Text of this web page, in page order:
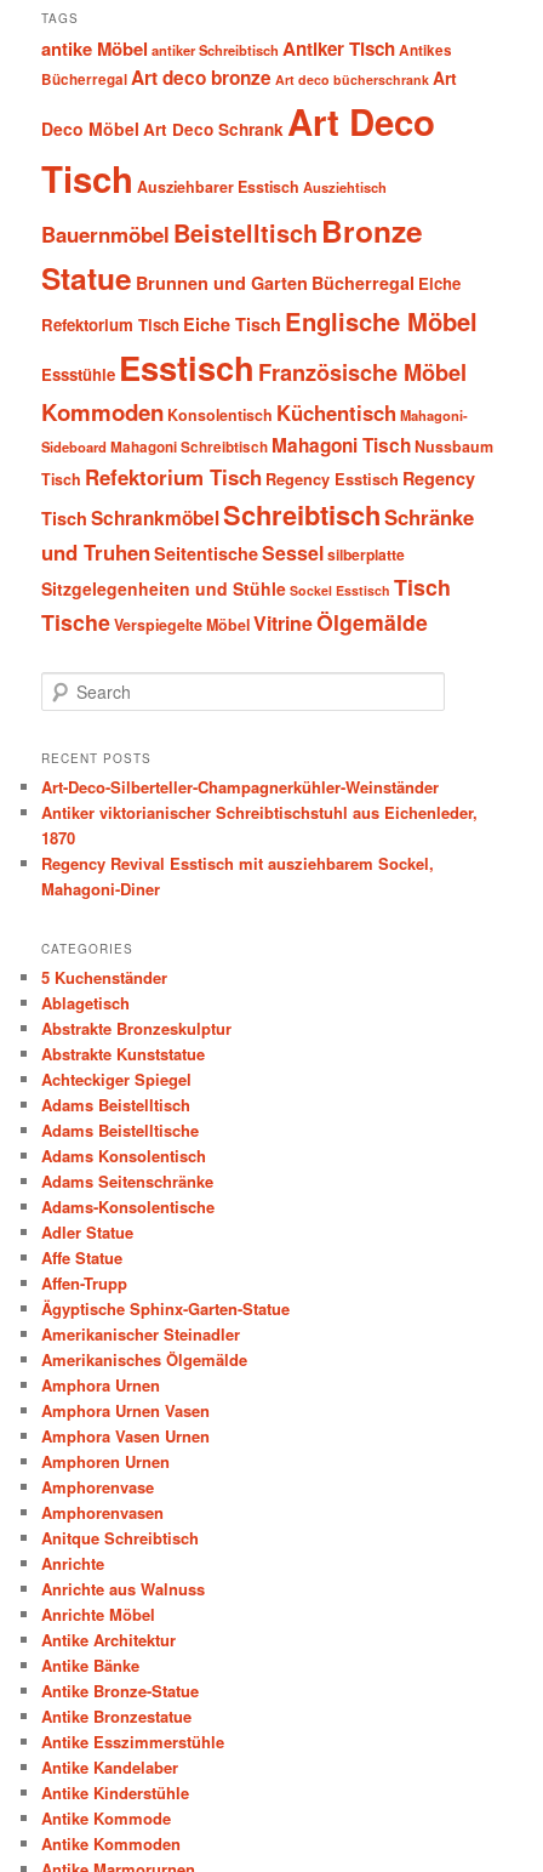
TAGS
antike Möbel antiker Schreibtisch Antiker TischAntikes
BücherregalArt deco bronze Art deco bücherschrank Art
Deco Möbel Art Deco Schrank Art Deco
Tisch Ausziehbarer Esstisch Ausziehtisch
Bauernmöbel Beistelltisch Bronze
Statue Brunnen und Garten Bücherregal Eiche
Refektorium Tisch Eiche Tisch Englische Möbel
Essstühle Esstisch Französische Möbel
Kommoden Konsolentisch Küchentisch Mahagoni-
SideboardMahagoni Schreibtisch Mahagoni TischNussbaum
Tisch Refektorium Tisch Regency Esstisch Regency
Tisch SchrankmöbelSchreibtischSchränke
und TruhenSeitentischeSesselsilberplatte
Sitzgelegenheiten und Stühle Sockel Esstisch Tisch
TischeVerspiegelte MöbelVitrineÖlgemälde
e
r
h
RECENT POSTS
Art-Deco-Silberteller-Champagnerkühler-Weinständer
Antiker viktorianischer Schreibtischstuhl aus Eichenleder,
1870
Regency Revival Esstisch mit ausziehbarem Sockel,
Mahagoni-Diner
CATEGORIES
5 Kuchenständer
Ablagetisch
Abstrakte Bronzeskulptur
Abstrakte Kunststatue
Achteckiger Spiegel
Adams Beistelltisch
Adams Beistelltische
Adams Konsolentisch
Adams Seitenschränke
Adams-Konsolentische
Adler Statue
Affe Statue
Affen-Trupp
Ägyptische Sphinx-Garten-Statue
Amerikanischer Steinadler
Amerikanisches Ölgemälde
Amphora Urnen
Amphora Urnen Vasen
Amphora Vasen Urnen
Amphoren Urnen
Amphorenvase
Amphorenvasen
Anitque Schreibtisch
Anrichte
Anrichte aus Walnuss
Anrichte Möbel
Antike Architektur
Antike Bänke
Antike Bronze-Statue
Antike Bronzestatue
Antike Esszimmerstühle
Antike Kandelaber
Antike Kinderstühle
Antike Kommode
Antike Kommoden